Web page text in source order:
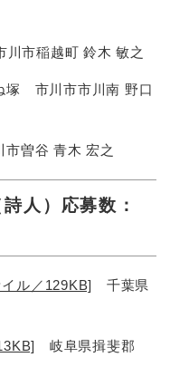
市稲越町 鈴木 敏之
塚 市川市市川南 野口
曽谷 青木 宏之​
人）応募数：
ル／129KB]
千葉県
岐阜県揖斐郡